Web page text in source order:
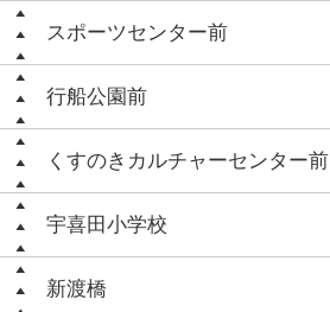
スポーツセンター前
行船公園前
くすのきカルチャーセンター前
宇喜田小学校
新渡橋